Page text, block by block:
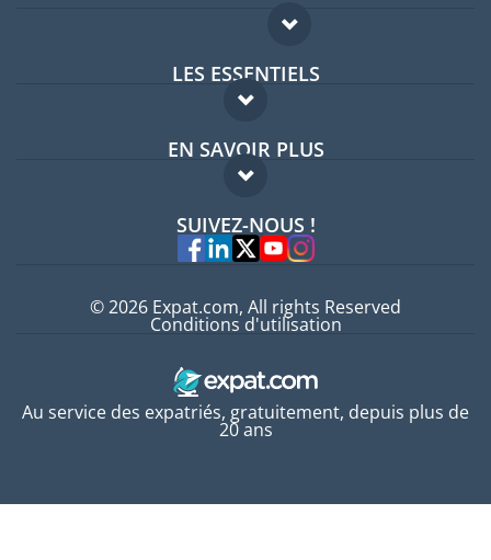
LES ESSENTIELS
Forum expatriés
Guides pays
EN SAVOIR PLUS
FAQ
Experts
SUIVEZ-NOUS !
Au service des expatriés, gratuitement, depuis plus de
20 ans
© 2026 Expat.com, All rights Reserved
Conditions d'utilisation